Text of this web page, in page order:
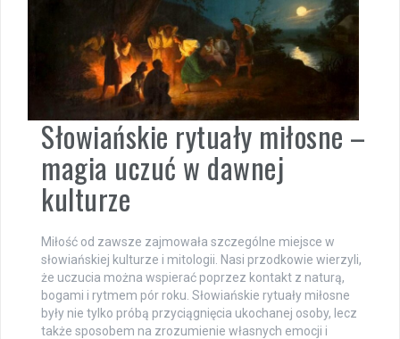
Słowiańskie rytuały miłosne –
magia uczuć w dawnej
kulturze
Miłość od zawsze zajmowała szczególne miejsce w
słowiańskiej kulturze i mitologii. Nasi przodkowie wierzyli,
że uczucia można wspierać poprzez kontakt z naturą,
bogami i rytmem pór roku. Słowiańskie rytuały miłosne
były nie tylko próbą przyciągnięcia ukochanej osoby, lecz
także sposobem na zrozumienie własnych emocji i